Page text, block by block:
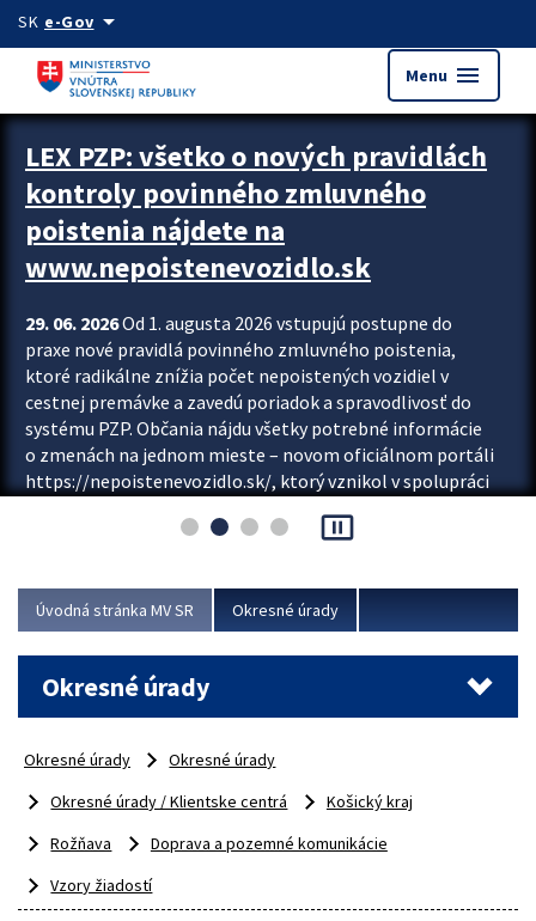
Preskocit na hlavný obsah
SK e-Govarrow_drop_down
Menu menu
Zastavit automatický posun upútavok
LEX PZP: všetko o nových pravidlách
kontroly povinného zmluvného
poistenia nájdete na
www.nepoistenevozidlo.sk
29. 06. 2026Od 1. augusta 2026 vstupujú postupne do
praxe nové pravidlá povinného zmluvného poistenia,
ktoré radikálne znížia počet nepoistených vozidiel v
cestnej premávke a zavedú poriadok a spravodlivosť do
systému PZP. Občania nájdu všetky potrebné informácie
o zmenách na jednom mieste – novom oficiálnom portáli
https://nepoistenevozidlo.sk/, ktorý vznikol v spolupráci
asociácie poisťovní (SLASPO) a Ministerstva vnútra SR.
Viac
pause_presentation
Úvodná stránka MV SR Okresné úrady
Okresné úrady
Okresné úrady
Okresné úrady
Okresné úrady / Klientske centrá
Košický kraj
Rožňava
Doprava a pozemné komunikácie
Vzory žiadostí